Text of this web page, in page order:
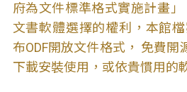
府為文件標準格式實施計畫
文書軟體選擇的權利，本館
布ODF開放文件格式， 免費開
下載安裝使用，或依貴慣用的